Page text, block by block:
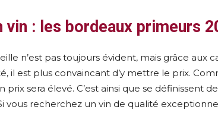
vin : les bordeaux primeurs
n’est pas toujours évident, mais grâce aux
il est plus convaincant d’y mettre le prix.
prix sera élevé. C’est ainsi que se définissent
vous recherchez un vin de qualité